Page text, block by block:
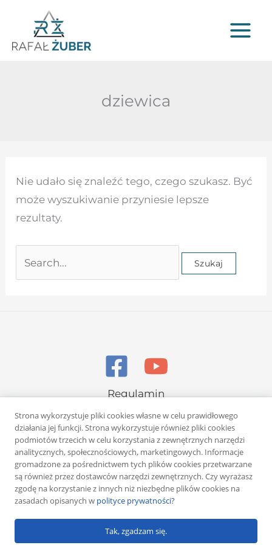
treści
dziewica
Nie udało się znaleźć tego, czego szukasz. Być
może wyszukiwanie przyniesie lepsze
rezultaty.
dla:
Regulamin
Polityka prywatności
Copyright © 2026 Rafał Żuber
Powered byKlub eMarketera
Strona wykorzystuje pliki cookies własne w celu prawidłowego
działania jej funkcji. Strona wykorzystuje również pliki cookies
podmiotów trzecich w celu korzystania z zewnętrznych narzędzi
analitycznych, społecznościowych, marketingowych. Informacje
gromadzone za pośrednictwem tych plików cookies przetwarzane
są również przez dostawców narzędzi zewnętrznych. Czy wyrażasz
zgodę na korzystanie z innych niż niezbędne plików cookies na
zasadach opisanych w polityce prywatności?
Tak, zgadzam się.